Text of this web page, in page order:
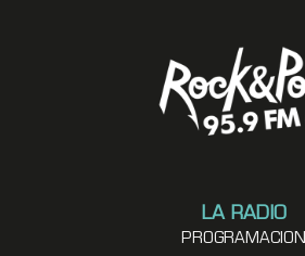
LA RADIO
PROGRAMACION